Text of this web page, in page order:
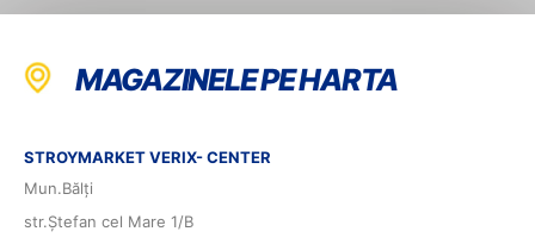
MAGAZINELE PE HARTA
STROYMARKET VERIX- CENTER
Mun.Bălți
str.Ștefan cel Mare 1/B